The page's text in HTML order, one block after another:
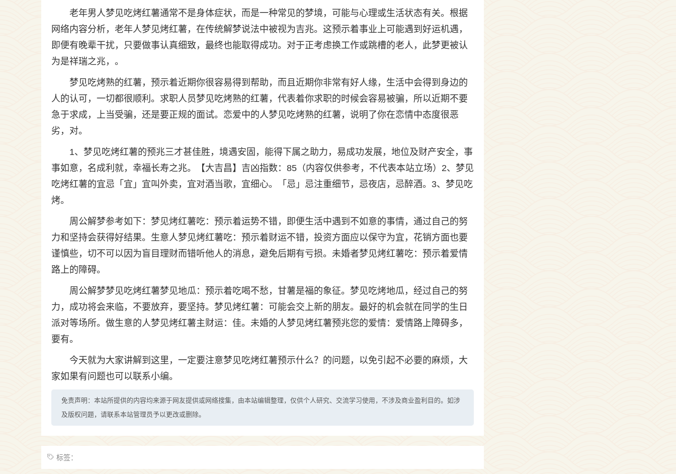
老年男人梦见吃烤红薯通常不是身体症状，而是一种常见的梦境，可能与心理或生活状态有关。根据
网络内容分析，老年人梦见烤红薯，在传统解梦说法中被视为吉兆。这预示着事业上可能遇到好运机遇，
即便有晚辈干扰，只要做事认真细致，最终也能取得成功。对于正考虑换工作或跳槽的老人，此梦更被认
为是祥瑞之兆，。
梦见吃烤熟的红薯，预示着近期你很容易得到帮助，而且近期你非常有好人缘，生活中会得到身边的
人的认可，一切都很顺利。求职人员梦见吃烤熟的红薯，代表着你求职的时候会容易被骗，所以近期不要
急于求成，上当受骗，还是要正规的面试。恋爱中的人梦见吃烤熟的红薯，说明了你在恋情中态度很恶
劣，对。
1、梦见吃烤红薯的预兆三才甚佳胜，境遇安固，能得下属之助力，易成功发展，地位及财产安全，事
事如意，名成利就，幸福长寿之兆。【大吉昌】吉凶指数：85（内容仅供参考，不代表本站立场）2、梦见
吃烤红薯的宜忌「宜」宜叫外卖，宜对酒当歌，宜细心。「忌」忌注重细节，忌夜店，忌醉酒。3、梦见吃
烤。
周公解梦参考如下：梦见烤红薯吃：预示着运势不错，即便生活中遇到不如意的事情，通过自己的努
力和坚持会获得好结果。生意人梦见烤红薯吃：预示着财运不错，投资方面应以保守为宜，花销方面也要
谨慎些，切不可以因为盲目理财而错听他人的消息，避免后期有亏损。未婚者梦见烤红薯吃：预示着爱情
路上的障碍。
周公解梦梦见吃烤红薯梦见地瓜：预示着吃喝不愁，甘薯是福的象征。梦见吃烤地瓜，经过自己的努
力，成功将会来临，不要放弃，要坚持。梦见烤红薯：可能会交上新的朋友。最好的机会就在同学的生日
派对等场所。做生意的人梦见烤红薯主财运：佳。未婚的人梦见烤红薯预兆您的爱情：爱情路上障碍多，
要有。
今天就为大家讲解到这里，一定要注意梦见吃烤红薯预示什么？的问题，以免引起不必要的麻烦，大
家如果有问题也可以联系小编。
免责声明：本站所提供的内容均来源于网友提供或网络搜集，由本站编辑整理，仅供个人研究、交流学习使用，不涉及商业盈利目的。如涉
及版权问题，请联系本站管理员予以更改或删除。
标签：